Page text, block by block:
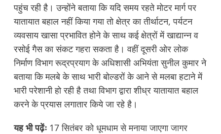
पहुंच रही है। उन्होंने बताया कि यदि समय रहते मोटर मार्ग पर
यातायात बहाल नहीं किया गया तो क्षेत्र का तीर्थाटन, पर्यटन
व्यवसाय खासा प्रभावित होने के साथ कई क्षेत्रों में खाद्यान्न व
रसोई गैस का संकट गहरा सकता है। वहीं दूसरी ओर लोक
निर्माण विभाग रूद्रप्रयाग के अधिशासी अभियंता सुनील कुमार ने
बताया कि मलबे के साथ भारी बोल्डरों के आने से मलबा हटाने में
भारी परेशानी हो रही है तथा विभाग द्वारा शीध्र यातायात बहाल
करने के प्रयास लगातार किये जा रहे है।
यह भी पढ़ेंः 17 सितंबर को धूमधाम से मनाया जाएगा जागर